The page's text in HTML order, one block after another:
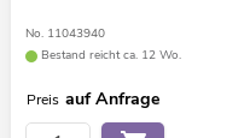
No. 11043940
Bestand reicht ca. 12 Wo.
Preis auf Anfrage